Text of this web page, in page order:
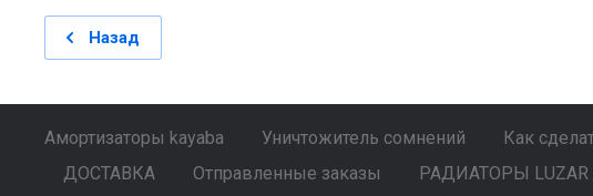
Назад
Амортизаторы kayaba Уничтожитель сомнений Как
ДОСТАВКА
Отправленные заказы РАДИАТОРЫ LUZAR